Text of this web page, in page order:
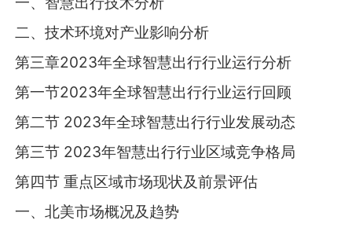
二、技术环境对产业影响分析
第三章2023年全球智慧出行行业运行分析
第一节2023年全球智慧出行行业运行回顾
第二节 2023年全球智慧出行行业发展动态
第三节 2023年智慧出行行业区域竞争格局
第四节 重点区域市场现状及前景评估
一、北美市场概况及趋势